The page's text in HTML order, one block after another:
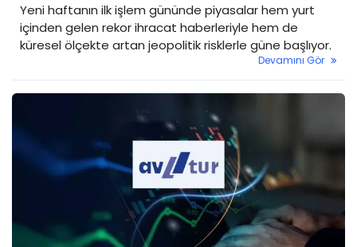
Yeni haftanın ilk işlem gününde piyasalar hem yurt
içinden gelen rekor ihracat haberleriyle hem de
küresel ölçekte artan jeopolitik risklerle güne başlıyor.
Devamını Gör